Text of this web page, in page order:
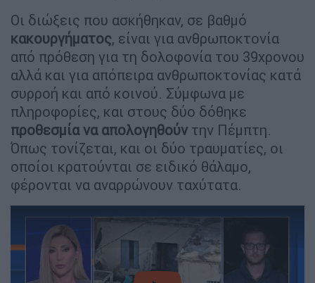
Οι διώξεις που ασκήθηκαν, σε βαθμό
κακουργήματος, είναι για ανθρωποκτονία
από πρόθεση για τη δολοφονία του 39χρονου
αλλά και για απόπειρα ανθρωποκτονίας κατά
συρροή και από κοινού. Σύμφωνα με
πληροφορίες, και στους δύο δόθηκε
προθεσμία να απολογηθούν την Πέμπτη.
Όπως τονίζεται, και οι δύο τραυματίες, οι
οποίοι κρατούνται σε ειδικό θάλαμο,
φέρονται να αναρρώνουν ταχύτατα.